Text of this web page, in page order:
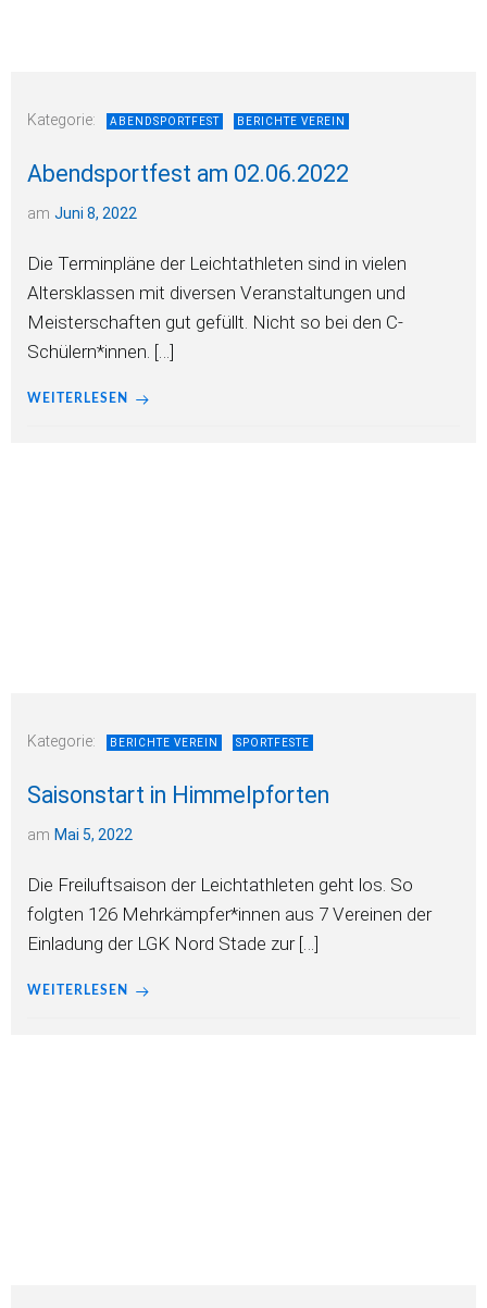
Kategorie: ABENDSPORTFEST BERICHTE VEREIN
Abendsportfest am 02.06.2022
am Juni 8, 2022
Die Terminpläne der Leichtathleten sind in vielen
Altersklassen mit diversen Veranstaltungen und
Meisterschaften gut gefüllt. Nicht so bei den C-
Schülern*innen. […]
WEITERLESEN
Kategorie: BERICHTE VEREIN SPORTFESTE
Saisonstart in Himmelpforten
am Mai 5, 2022
Die Freiluftsaison der Leichtathleten geht los. So
folgten 126 Mehrkämpfer*innen aus 7 Vereinen der
Einladung der LGK Nord Stade zur […]
WEITERLESEN